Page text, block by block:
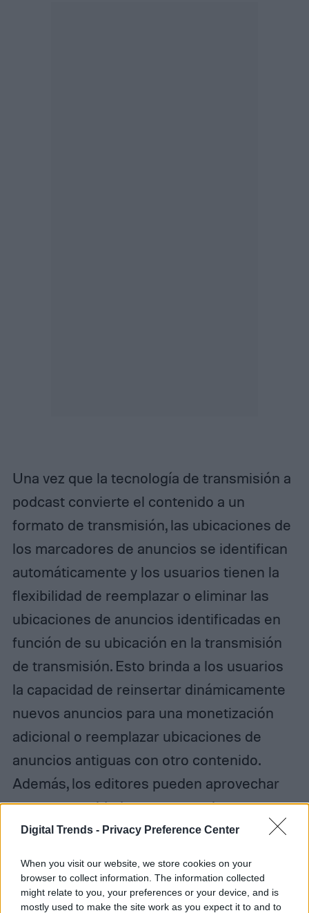
Digital Trends - Privacy Preference Center
When you visit our website, we store cookies on your
browser to collect information. The information collected
might relate to you, your preferences or your device, and is
mostly used to make the site work as you expect it to and to
Una vez que la tecnología de transmisión a
podcast convierte el contenido a un
formato de transmisión, las ubicaciones de
los marcadores de anuncios se identifican
automáticamente y los usuarios tienen la
flexibilidad de reemplazar o eliminar las
ubicaciones de anuncios identificadas en
función de su ubicación en la transmisión
de transmisión. Esto brinda a los usuarios
la capacidad de reinsertar dinámicamente
nuevos anuncios para una monetización
adicional o reemplazar ubicaciones de
anuncios antiguas con otro contenido.
Además, los editores pueden aprovechar
esta oportunidad para aprovechar
SpotifyAudience Network, que ayuda a los
vendido.